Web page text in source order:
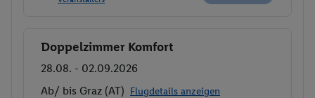
Buchen
Doppelzimmer Komfort
28.08. - 02.09.2026
Ab/ bis Graz (AT) Flugdetails anzeigen